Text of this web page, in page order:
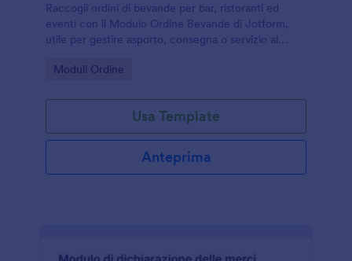
Raccogli ordini di bevande per bar, ristoranti ed
eventi con il Modulo Ordine Bevande di Jotform,
utile per gestire asporto, consegna o servizio al
modulo online.
Go to Category:
Moduli Ordine
Usa Template
Anteprima